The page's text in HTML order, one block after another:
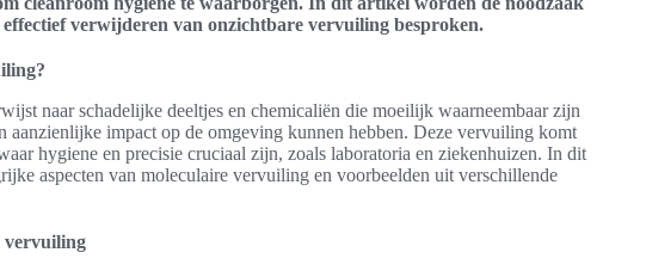
effectief verwijderen van onzichtbare vervuiling besproken.
naar schadelijke deeltjes en chemicaliën die moeilijk waarneembaar zijn
aanzienlijke impact op de omgeving kunnen hebben. Deze vervuiling komt
hygiene en precisie cruciaal zijn, zoals laboratoria en ziekenhuizen. In dit
aspecten van moleculaire vervuiling en voorbeelden uit verschillende
vervuiling